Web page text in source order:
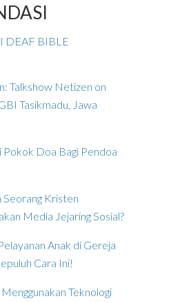
DEAF BIBLE
Talkshow Netizen on
Tasikmadu, Jawa
Pokok Doa Bagi Pendoa
Seorang Kristen
Media Jejaring Sosial?
Anak di Gereja
Cara Ini!
Teknologi